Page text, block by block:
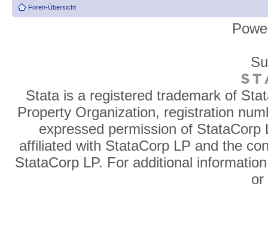
Foren-Übersicht
Stata is a registered trademark of
Property Organization, registration
expressed permission of
affiliated with StataCorp LP and the
StataCorp LP. For additional
or